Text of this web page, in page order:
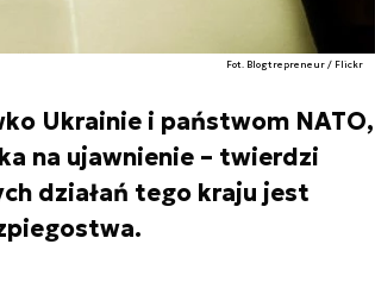
Fot. Blogtrepreneur / Flickr
Ukrainie i państwom NATO,
na ujawnienie – twierdzi
działań tego kraju jest